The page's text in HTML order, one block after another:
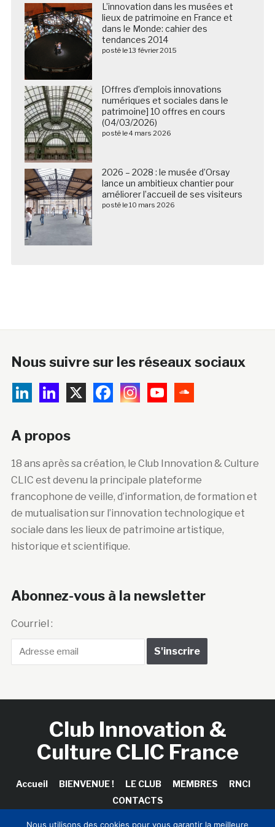
L’innovation dans les musées et
lieux de patrimoine en France et
dans le Monde: cahier des
tendances 2014
posté le 13 février 2015
[Offres d’emplois innovations
numériques et sociales dans le
patrimoine] 10 offres en cours
(04/03/2026)
posté le 4 mars 2026
2026 – 2028 : le musée d’Orsay
lance un ambitieux chantier pour
améliorer l’accueil de ses visiteurs
posté le 10 mars 2026
Nous suivre sur les réseaux sociaux
A propos
18 ans après sa création, le Club Innovation & Culture
CLIC est devenu la principale plateforme
francophone de veille, d’information, de formation et
de mutualisation sur l’innovation technologique et
sociale dans les lieux de patrimoine artistique,
historique et scientifique.
Abonnez-vous à la newsletter
Courriel :
Club Innovation &
Culture CLIC France
Accueil BIENVENUE ! LE CLUB MEMBRES
RNCI
CONTACTS
Nous utilisons des cookies pour vous garantir la meilleure